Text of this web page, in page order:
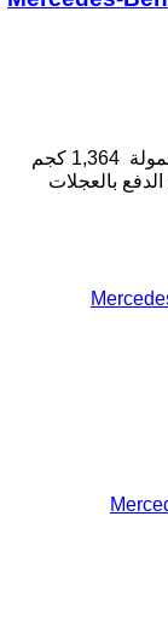
1,364 كجم
الدفع بالعجلات